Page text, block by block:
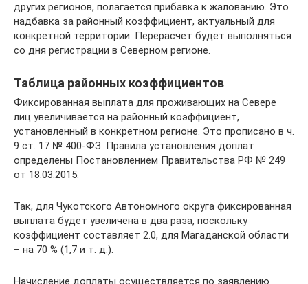
других регионов, полагается прибавка к жалованию. Это
надбавка за районный коэффициент, актуальный для
конкретной территории. Перерасчет будет выполняться
со дня регистрации в Северном регионе.
Таблица районных коэффициентов
Фиксированная выплата для проживающих на Севере
лиц увеличивается на районный коэффициент,
установленный в конкретном регионе. Это прописано в ч.
9 ст. 17 № 400-ФЗ. Правила установления доплат
определены Постановлением Правительства РФ № 249
от 18.03.2015.
Так, для Чукотского Автономного округа фиксированная
выплата будет увеличена в два раза, поскольку
коэффициент составляет 2.0, для Магаданской области
– на 70 % (1,7 и т. д.).
Начисление доплаты осуществляется по заявлению